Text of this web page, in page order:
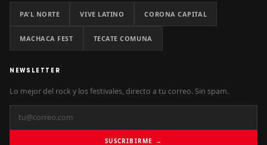
PA'L NORTE VIVE LATINO CORONA CAPITAL
MACHACA FEST TECATE COMUNA
NEWSLETTER
Lo mejor del rock y los festivales, directo a tu correo. Sin spam.
SUSCRIBIRME →